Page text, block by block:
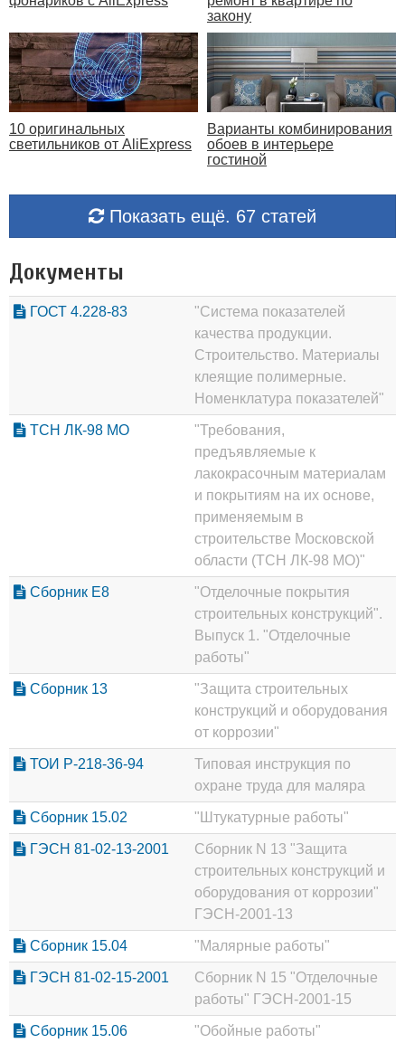
закону
10 оригинальных
светильников от AliExpress
Варианты комбинирования
обоев в интерьере
гостиной
Показать ещё. 67 статей
Документы
ГОСТ 4.228-83
"Система показателей
качества продукции.
Строительство. Материалы
клеящие полимерные.
Номенклатура показателей"
ТСН ЛК-98 МО
"Требования,
предъявляемые к
лакокрасочным материалам
и покрытиям на их основе,
применяемым в
строительстве Московской
области (ТСН ЛК-98 МО)"
Сборник Е8
"Отделочные покрытия
строительных конструкций".
Выпуск 1. "Отделочные
работы"
Сборник 13
"Защита строительных
конструкций и оборудования
от коррозии"
ТОИ Р-218-36-94
Типовая инструкция по
охране труда для маляра
Сборник 15.02 "Штукатурные работы"
ГЭСН 81-02-13-2001
Сборник N 13 "Защита
строительных конструкций и
оборудования от коррозии"
ГЭСН-2001-13
Сборник 15.04 "Малярные работы"
ГЭСН 81-02-15-2001
Сборник N 15 "Отделочные
работы" ГЭСН-2001-15
Сборник 15.06 "Обойные работы"